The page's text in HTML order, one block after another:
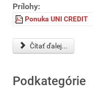
Prílohy:
Ponuka UNI CREDIT
Čítať ďalej...
Podkategórie